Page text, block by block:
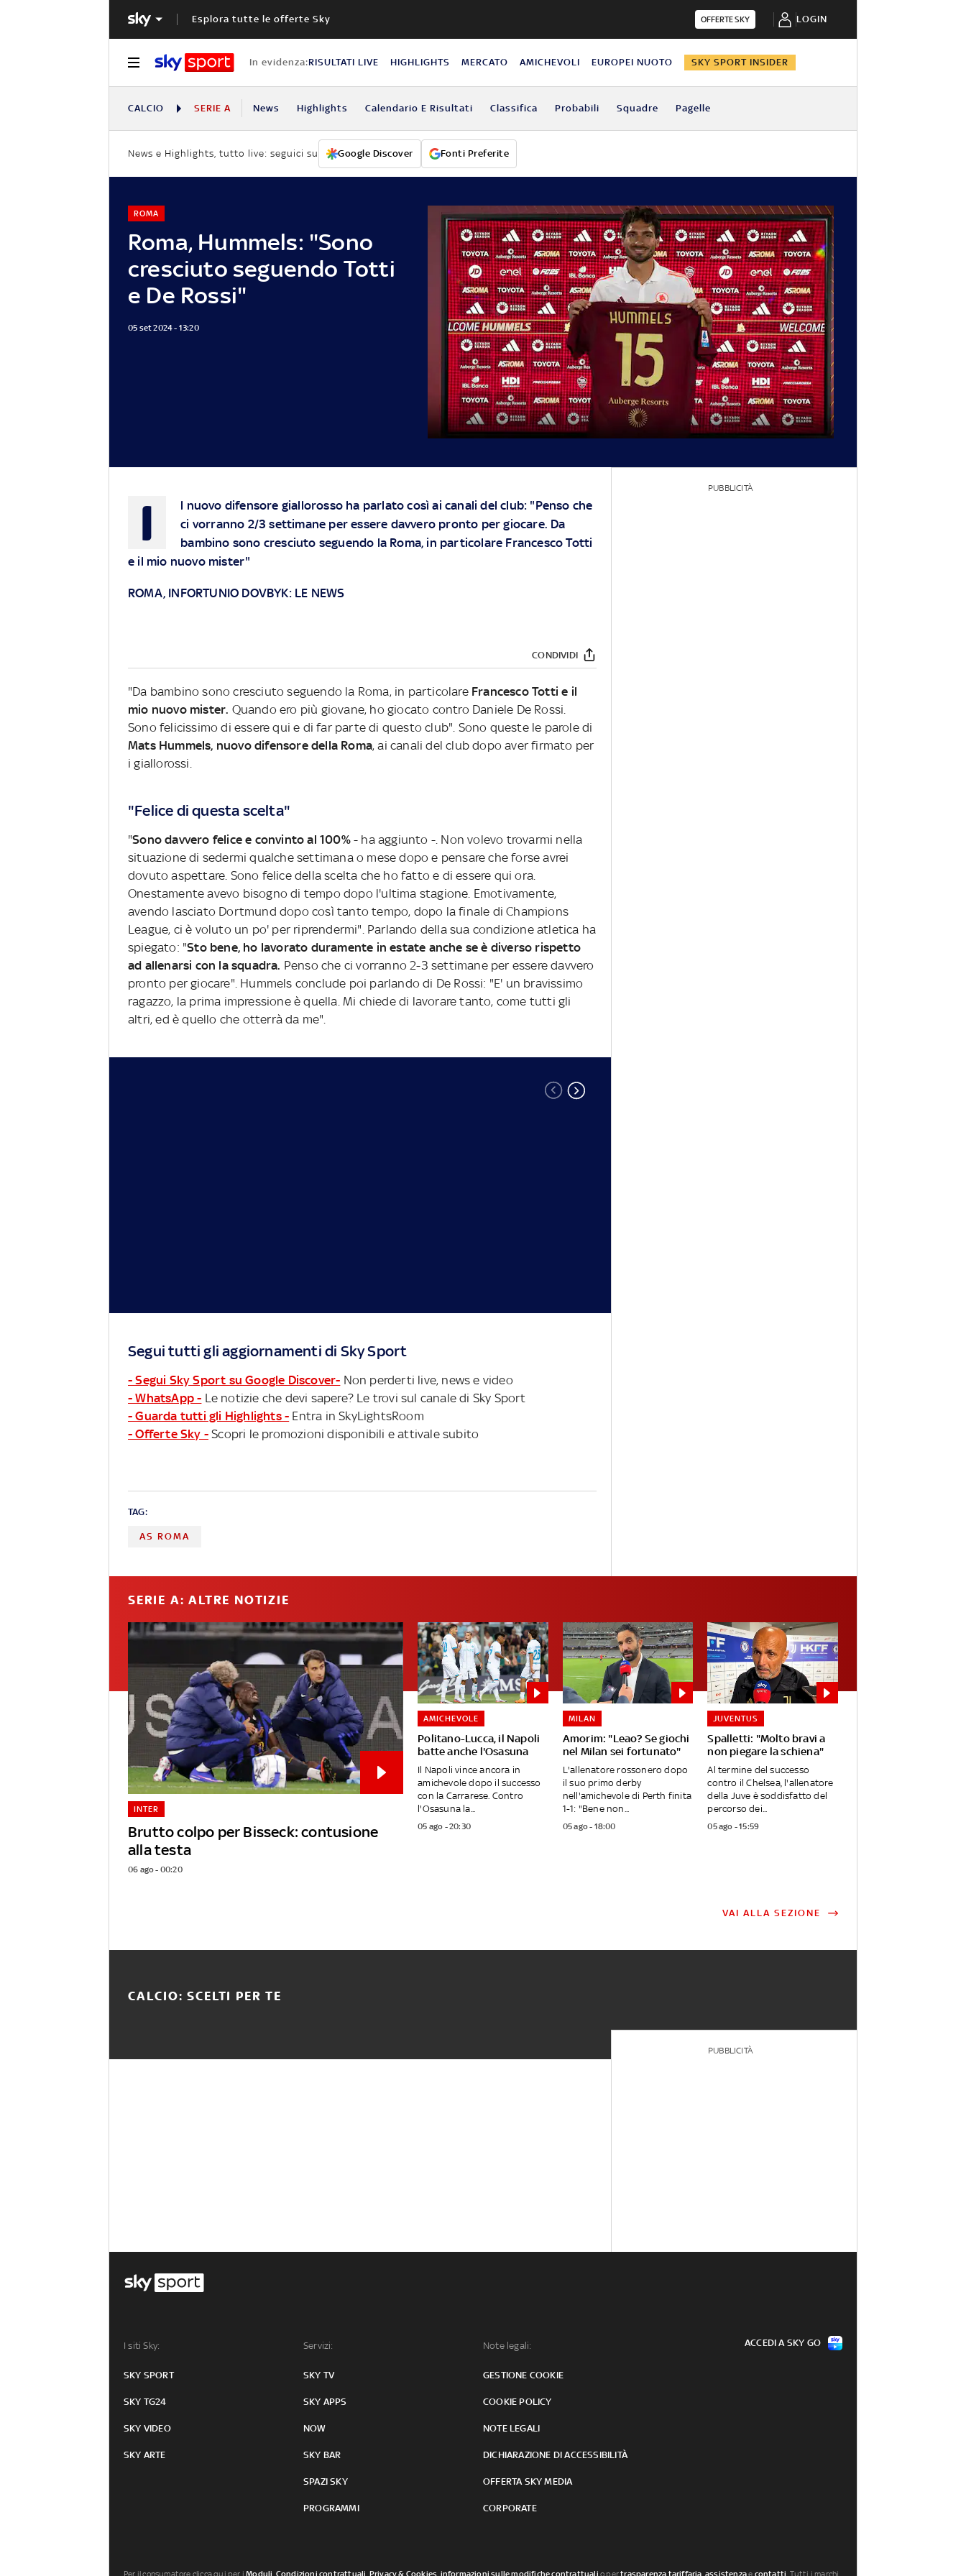
Esplora tutte le offerte Sky OFFERTE SKY LOGIN
In evidenza:RISULTATI LIVE HIGHLIGHTS MERCATO AMICHEVOLI EUROPEI NUOTO SKY SPORT INSIDER
CALCIO SERIE A News Highlights Calendario E Risultati Classifica Probabili Squadre Pagelle
News e Highlights, tutto live: seguici su Google Discover Fonti Preferite
Roma, Hummels: "Sono
cresciuto seguendo Totti
e De Rossi"
ROMA
05 set 2024 - 13:20
I
l nuovo difensore giallorosso ha parlato così ai canali del club: "Penso che
ci vorranno 2/3 settimane per essere davvero pronto per giocare. Da
bambino sono cresciuto seguendo la Roma, in particolare Francesco Totti
e il mio nuovo mister"
ROMA, INFORTUNIO DOVBYK: LE NEWS
CONDIVIDI
"Da bambino sono cresciuto seguendo la Roma, in particolare Francesco Totti e il
mio nuovo mister. Quando ero più giovane, ho giocato contro Daniele De Rossi.
Sono felicissimo di essere qui e di far parte di questo club". Sono queste le parole di
Mats Hummels, nuovo difensore della Roma, ai canali del club dopo aver firmato per
i giallorossi.
"Felice di questa scelta"
"Sono davvero felice e convinto al 100%- ha aggiunto -. Non volevo trovarmi nella
situazione di sedermi qualche settimana o mese dopo e pensare che forse avrei
dovuto aspettare. Sono felice della scelta che ho fatto e di essere qui ora.
Onestamente avevo bisogno di tempo dopo l'ultima stagione. Emotivamente,
avendo lasciato Dortmund dopo così tanto tempo, dopo la finale di Champions
League, ci è voluto un po' per riprendermi". Parlando della sua condizione atletica ha
spiegato: "Sto bene, ho lavorato duramente in estate anche se è diverso rispetto
ad allenarsi con la squadra. Penso che ci vorranno 2-3 settimane per essere davvero
pronto per giocare". Hummels conclude poi parlando di De Rossi: "E' un bravissimo
ragazzo, la prima impressione è quella. Mi chiede di lavorare tanto, come tutti gli
altri, ed è quello che otterrà da me".
Segui tutti gli aggiornamenti di Sky Sport
- Segui Sky Sport su Google Discover- Non perderti live, news e video
- WhatsApp - Le notizie che devi sapere? Le trovi sul canale di Sky Sport
- Guarda tutti gli Highlights - Entra in SkyLightsRoom
- Offerte Sky - Scopri le promozioni disponibili e attivale subito
TAG:
AS ROMA
PUBBLICITÀ
SERIE A: ALTRE NOTIZIE
Brutto colpo per Bisseck: contusione
alla testa
INTER
06 ago - 00:20
Politano-Lucca, il Napoli
batte anche l'Osasuna
AMICHEVOLE
Il Napoli vince ancora in
amichevole dopo il successo
con la Carrarese. Contro
l'Osasuna la...
05 ago - 20:30
Amorim: "Leao? Se giochi
nel Milan sei fortunato"
MILAN
L'allenatore rossonero dopo
il suo primo derby
nell'amichevole di Perth finita
1-1: "Bene non...
05 ago - 18:00
Spalletti: "Molto bravi a
non piegare la schiena"
JUVENTUS
Al termine del successo
contro il Chelsea, l'allenatore
della Juve è soddisfatto del
percorso dei...
05 ago - 15:59
VAI ALLA SEZIONE
CALCIO: SCELTI PER TE
PUBBLICITÀ
I siti Sky:
SKY SPORT
SKY TG24
SKY VIDEO
SKY ARTE
Servizi:
SKY TV
SKY APPS
NOW
SKY BAR
SPAZI SKY
PROGRAMMI
Note legali:
GESTIONE COOKIE
COOKIE POLICY
NOTE LEGALI
DICHIARAZIONE DI ACCESSIBILITÀ
OFFERTA SKY MEDIA
CORPORATE
ACCEDI A SKY GO